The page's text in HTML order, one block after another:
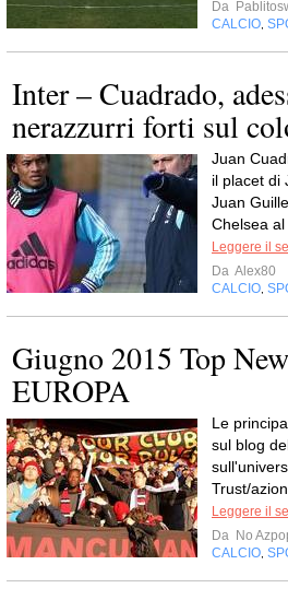
Da
CALCIO,
Inter – Cuadrado,
nerazzurri forti sul
Juan
il placet di
Juan
Chelsea
Leggere il
Da Alex80
CALCIO,
Giugno 2015 Top
EUROPA
Le
sul blog
Trust/
Leggere il
Da No
CALCIO,